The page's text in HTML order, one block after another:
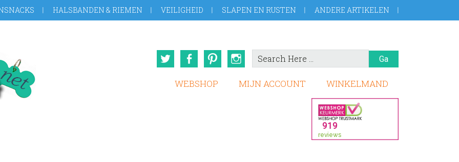
HALSBANDEN & RIEMEN VEILIGHEID SLAPEN EN RUSTEN ANDERE ARTIKELEN
Search
Here
TwitterFacebookPinterestInstagram
WEBSHOP MIJN ACCOUNT WINKELMAND